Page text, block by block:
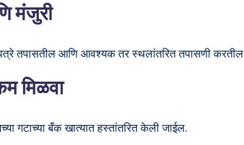
मंजुरी
तपासतील आणि आवश्यक तर स्थलांतरित तपासणी
मिळवा
गटाच्या बँक खात्यात हस्तांतरित केली जाईल.